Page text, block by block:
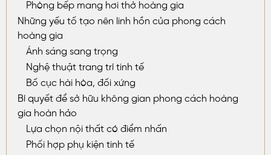
Phòng bếp mang hơi thở hoàng gia
Những yếu tố tạo nên linh hồn của phong cách
hoàng gia
Ánh sáng sang trọng
Nghệ thuật trang trí tinh tế
Bố cục hài hòa, đối xứng
Bí quyết để sở hữu không gian phong cách hoàng
gia hoàn hảo
Lựa chọn nội thất có điểm nhấn
Phối hợp phụ kiện tinh tế